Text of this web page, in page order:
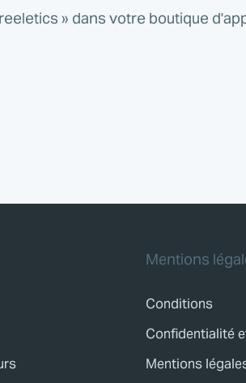
» dans votre boutique
Mentions
Conditions
Confidentialité
Mentions